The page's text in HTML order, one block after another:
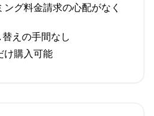
グ料金請求の心配がなく
えの手間なし
け購入可能